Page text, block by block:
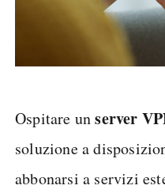
Ospitare unserver
soluzione a
abbonarsi a servizi